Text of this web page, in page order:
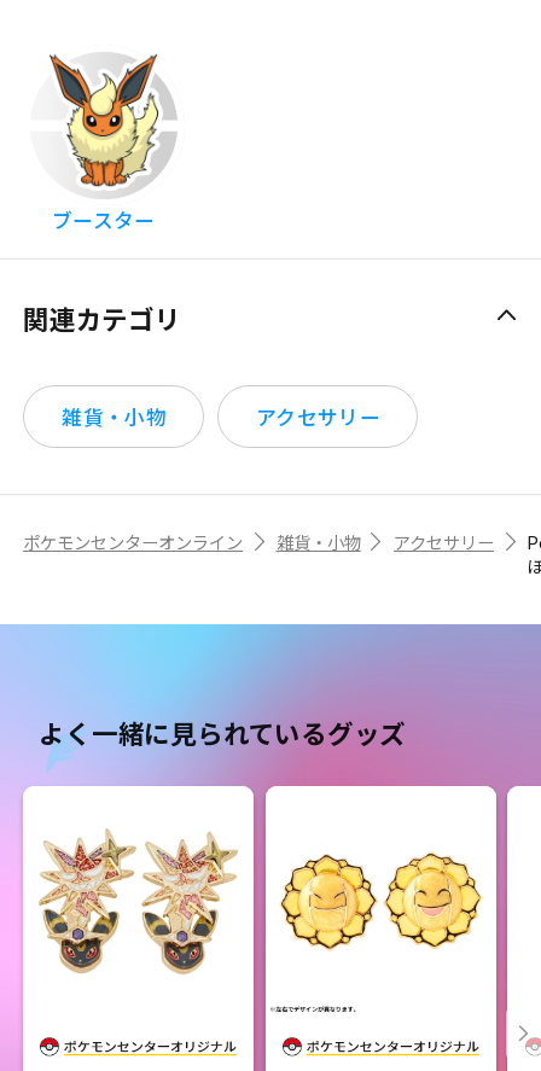
ブースター
関連カテゴリ
雑貨・小物 アクセサリー
ポケモンセンターオンライン 雑貨・小物 アクセサリー
よく一緒に見られているグッズ